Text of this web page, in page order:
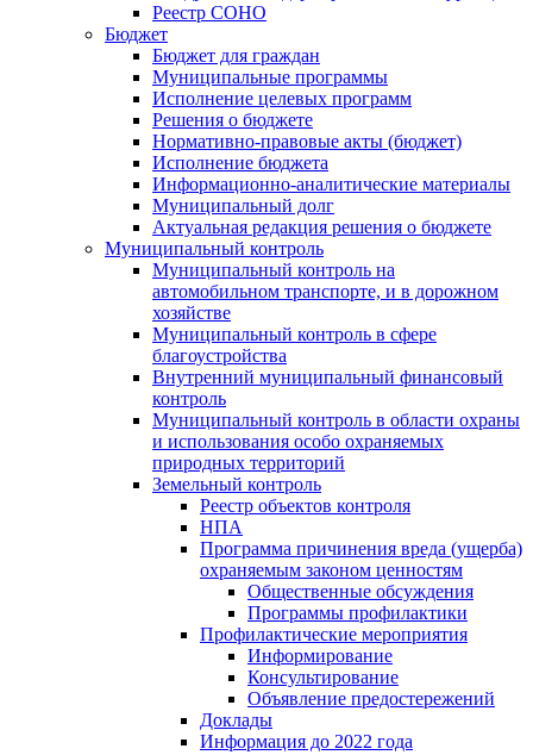
Реестр СОНО
Бюджет
Бюджет для граждан
Муниципальные программы
Исполнение целевых программ
Решения о бюджете
Нормативно-правовые акты (бюджет)
Исполнение бюджета
Информационно-аналитические материалы
Муниципальный долг
Актуальная редакция решения о бюджете
Муниципальный контроль
Муниципальный контроль на
автомобильном транспорте, и в дорожном
хозяйстве
Муниципальный контроль в сфере
благоустройства
Внутренний муниципальный финансовый
контроль
Муниципальный контроль в области охраны
и использования особо охраняемых
природных территорий
Земельный контроль
Реестр объектов контроля
НПА
Программа причинения вреда (ущерба)
охраняемым законом ценностям
Общественные обсуждения
Программы профилактики
Профилактические мероприятия
Информирование
Консультирование
Объявление предостережений
Доклады
Информация до 2022 года